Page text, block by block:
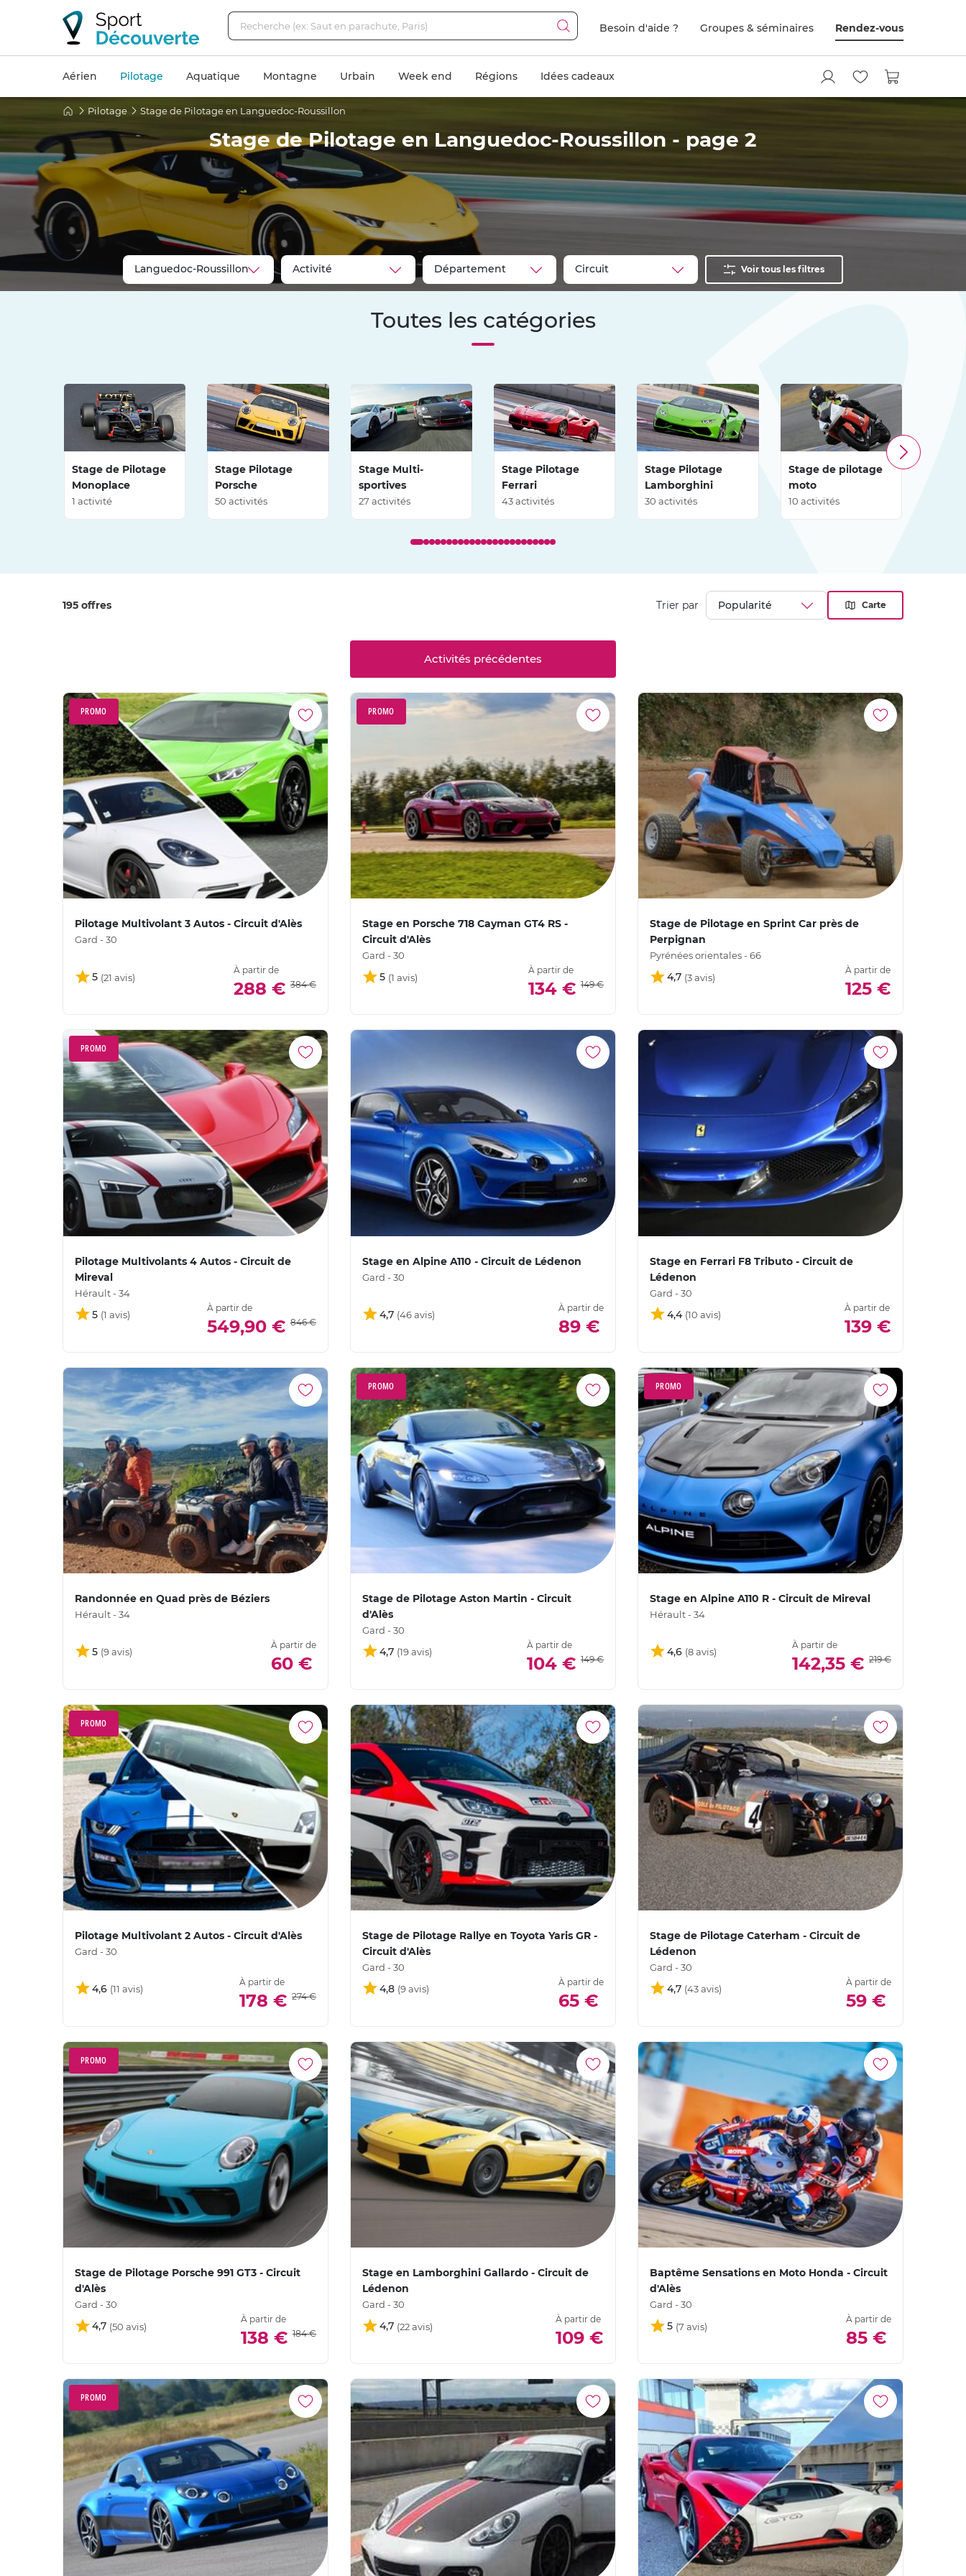
Besoin d'aide ? Groupes & séminaires Rendez-vous
Aérien Pilotage Aquatique Montagne Urbain Week end Régions Idées cadeaux
Pilotage Stage de Pilotage en Languedoc-Roussillon
Stage de Pilotage en Languedoc-Roussillon - page 2
Voir tous les filtres
Toutes les catégories
Stage de Pilotage
Monoplace
1 activité
Stage Pilotage
Porsche
50 activités
Stage Multi-
sportives
27 activités
Stage Pilotage
Ferrari
43 activités
Stage Pilotage
Lamborghini
30 activités
Stage de pilotage
moto
10 activités
195 offres Trier par Carte
Activités précédentes
PROMO
Pilotage Multivolant 3 Autos - Circuit d'Alès
Gard - 30
5
À partir de
288 € 384 €
PROMO
Stage en Porsche 718 Cayman GT4 RS -
Circuit d'Alès
Gard - 30
5
À partir de
134 € 149 €
Stage de Pilotage en Sprint Car près de
Perpignan
Pyrénées orientales - 66
4,7
À partir de
125 €
PROMO
Pilotage Multivolants 4 Autos - Circuit de
Mireval
Hérault - 34
5
À partir de
549,90 € 846 €
Stage en Alpine A110 - Circuit de Lédenon
Gard - 30
4,7
À partir de
89 €
Stage en Ferrari F8 Tributo - Circuit de
Lédenon
Gard - 30
4,4
À partir de
139 €
Randonnée en Quad près de Béziers
Hérault - 34
5
À partir de
60 €
PROMO
Stage de Pilotage Aston Martin - Circuit
d'Alès
Gard - 30
4,7
À partir de
104 € 149 €
PROMO
Stage en Alpine A110 R - Circuit de Mireval
Hérault - 34
4,6
À partir de
142,35 € 219 €
PROMO
Pilotage Multivolant 2 Autos - Circuit d'Alès
Gard - 30
4,6
À partir de
178 € 274 €
Stage de Pilotage Rallye en Toyota Yaris GR -
Circuit d'Alès
Gard - 30
4,8
À partir de
65 €
Stage de Pilotage Caterham - Circuit de
Lédenon
Gard - 30
4,7
À partir de
59 €
PROMO
Stage de Pilotage Porsche 991 GT3 - Circuit
d'Alès
Gard - 30
4,7
À partir de
138 € 184 €
Stage en Lamborghini Gallardo - Circuit de
Lédenon
Gard - 30
4,7
À partir de
109 €
Baptême Sensations en Moto Honda - Circuit
d'Alès
Gard - 30
5
À partir de
85 €
PROMO